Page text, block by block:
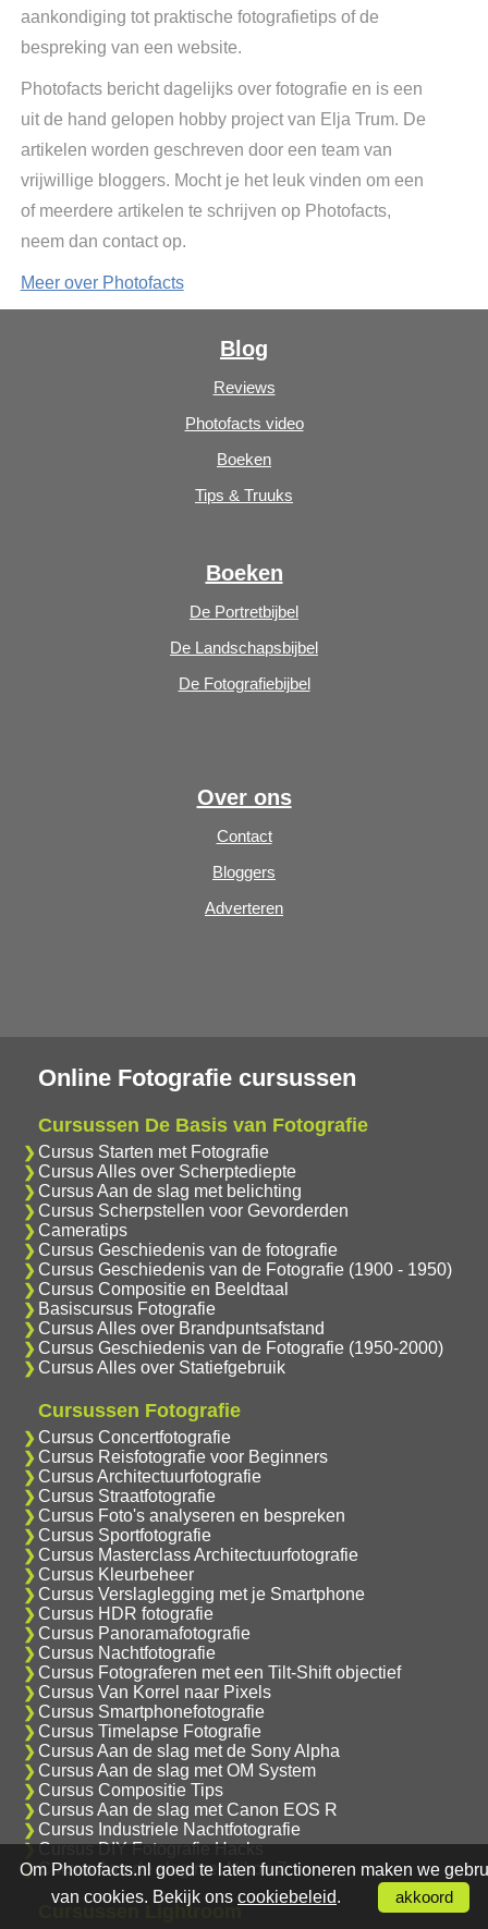
aankondiging tot praktische fotografietips of de
bespreking van een website.
Photofacts bericht dagelijks over fotografie en is een
uit de hand gelopen hobby project van Elja Trum. De
artikelen worden geschreven door een team van
vrijwillige bloggers. Mocht je het leuk vinden om een
of meerdere artikelen te schrijven op Photofacts,
neem dan contact op.
Meer over Photofacts
Blog
Reviews
Photofacts video
Boeken
Tips & Truuks
Boeken
De Portretbijbel
De Landschapsbijbel
De Fotografiebijbel
Over ons
Contact
Bloggers
Adverteren
Online Fotografie cursussen
Cursussen De Basis van Fotografie
Cursus Starten met Fotografie
Cursus Alles over Scherptediepte
Cursus Aan de slag met belichting
Cursus Scherpstellen voor Gevorderden
Cameratips
Cursus Geschiedenis van de fotografie
Cursus Geschiedenis van de Fotografie (1900 - 1950)
Cursus Compositie en Beeldtaal
Basiscursus Fotografie
Cursus Alles over Brandpuntsafstand
Cursus Geschiedenis van de Fotografie (1950-2000)
Cursus Alles over Statiefgebruik
Cursussen Fotografie
Cursus Concertfotografie
Cursus Reisfotografie voor Beginners
Cursus Architectuurfotografie
Cursus Straatfotografie
Cursus Foto's analyseren en bespreken
Cursus Sportfotografie
Cursus Masterclass Architectuurfotografie
Cursus Kleurbeheer
Cursus Verslaglegging met je Smartphone
Cursus HDR fotografie
Cursus Panoramafotografie
Cursus Nachtfotografie
Cursus Fotograferen met een Tilt-Shift objectief
Cursus Van Korrel naar Pixels
Cursus Smartphonefotografie
Cursus Timelapse Fotografie
Cursus Aan de slag met de Sony Alpha
Cursus Aan de slag met OM System
Cursus Compositie Tips
Cursus Aan de slag met Canon EOS R
Cursus Industriele Nachtfotografie
Cursus DIY Fotografie Hacks
Cursus Aan de slag met Nikon Z
Cursussen Lightroom
Om Photofacts.nl goed te laten functioneren maken we
van cookies. Bekijk ons cookiebeleid. akkoord